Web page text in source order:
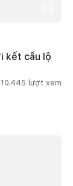
kết cấu lộ
10.445 lượt xem